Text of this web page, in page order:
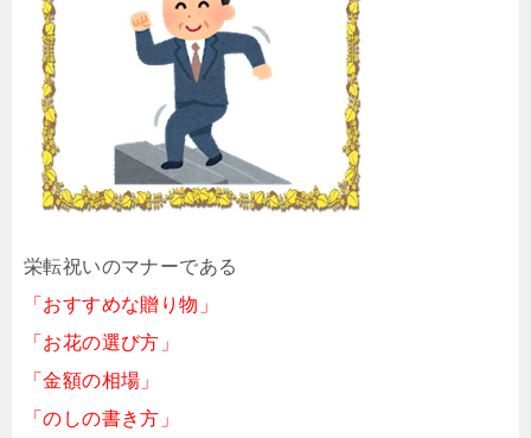
栄転祝いのマナーである
「おすすめな贈り物」
「お花の選び方」
「金額の相場」
「のしの書き方」